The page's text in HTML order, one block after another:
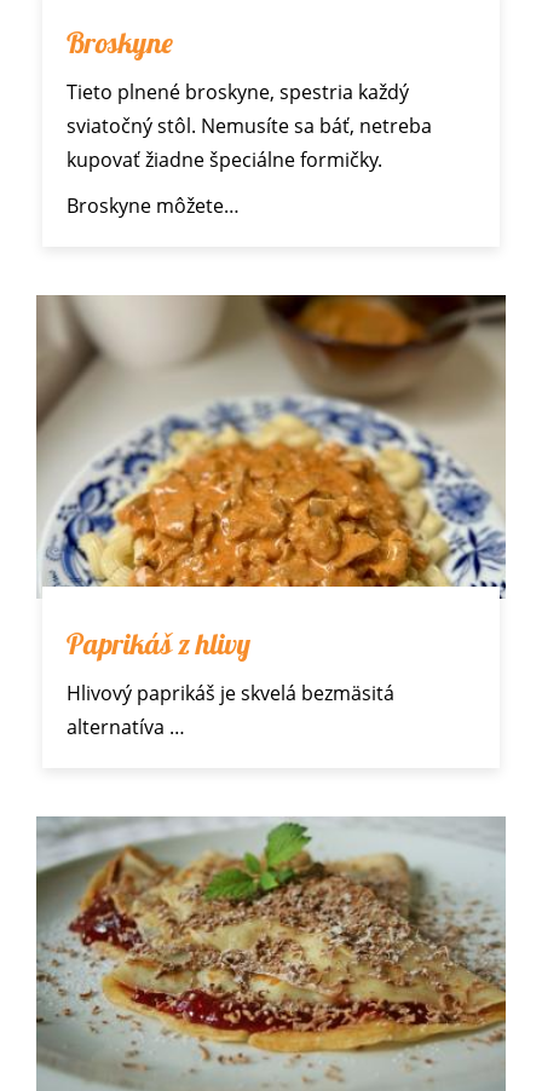
Broskyne
Tieto plnené broskyne, spestria každý
sviatočný stôl. Nemusíte sa báť, netreba
kupovať žiadne špeciálne formičky.
Broskyne môžete…
Paprikáš z hlivy
Hlivový paprikáš je skvelá bezmäsitá
alternatíva …